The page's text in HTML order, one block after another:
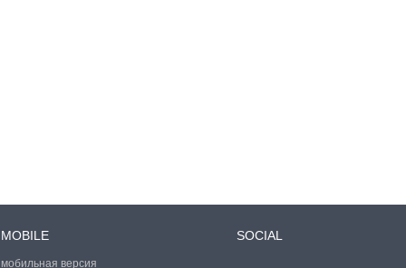
MOBILE
мобильная версия
SOCIAL